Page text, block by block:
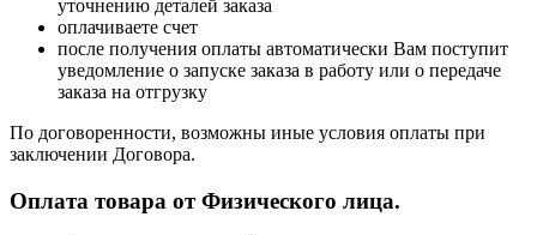
уточнению деталей заказа
оплачиваете счет
после получения оплаты автоматически Вам поступит
уведомление о запуске заказа в работу или о передаче
заказа на отгрузку
По договоренности, возможны иные условия оплаты при
заключении Договора.
Оплата товара от Физического лица.